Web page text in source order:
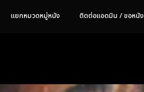
แยกหมวดหมู่หนัง ติดต่อแอดมิน / ขอหนัง